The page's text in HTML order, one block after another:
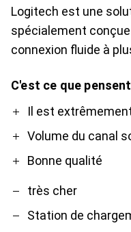
Logitech est une
spécialement
connexion fluide à
C'est ce que
ProIl est
Volume du canal
Bonne qualité
Contre
très cher
Station de